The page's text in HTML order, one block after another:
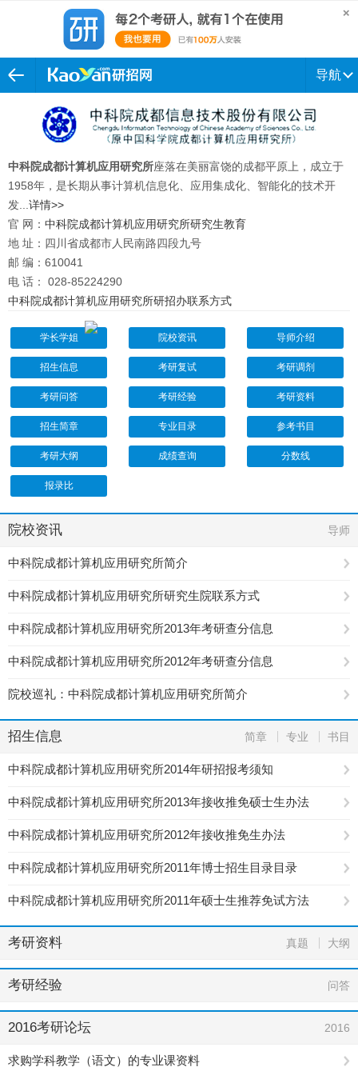
导航
中科院成都计算机应用研究所座落在美丽富饶的成都平原上，成立于
1958年，是长期从事计算机信息化、应用集成化、智能化的技术开
发... 详情>>
官 网： 中科院成都计算机应用研究所研究生教育
地 址：四川省成都市人民南路四段九号
邮 编：610041
电 话： 028-85224290
中科院成都计算机应用研究所研招办联系方式
学长学姐 院校资讯 导师介绍
招生信息 考研复试 考研调剂
考研问答 考研经验 考研资料
招生简章 专业目录 参考书目
考研大纲 成绩查询 分数线
报录比
院校资讯 导师
中科院成都计算机应用研究所简介
中科院成都计算机应用研究所研究生院联系方式
中科院成都计算机应用研究所2013年考研查分信息
中科院成都计算机应用研究所2012年考研查分信息
院校巡礼：中科院成都计算机应用研究所简介
招生信息 简章 专业 书目
中科院成都计算机应用研究所2014年研招报考须知
中科院成都计算机应用研究所2013年接收推免硕士生办法
中科院成都计算机应用研究所2012年接收推免生办法
中科院成都计算机应用研究所2011年博士招生目录目录
中科院成都计算机应用研究所2011年硕士生推荐免试方法
考研资料 真题 大纲
考研经验 问答
2016考研论坛 2016
求购学科教学（语文）的专业课资料